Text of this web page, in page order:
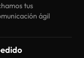
tus
ágil